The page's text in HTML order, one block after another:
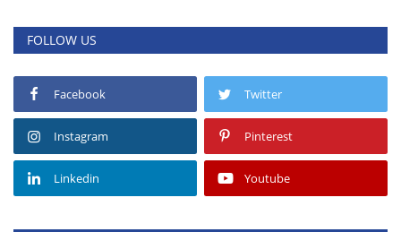
FOLLOW US
Facebook Twitter
Instagram Pinterest
Linkedin Youtube